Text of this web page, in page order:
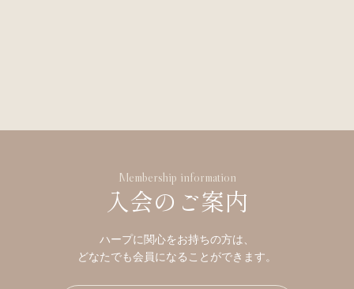
Membership information
入会のご案内
ハープに関心をお持ちの方は、
どなたでも会員になることができます。